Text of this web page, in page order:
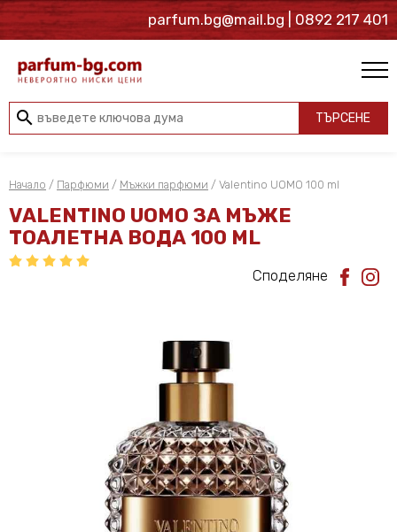
parfum.bg@mail.bg | 0892 217 401
search ТЪРСЕНЕ
Начало / Парфюми / Мъжки парфюми / Valentino UOMO 100 ml
VALENTINO UOMO ЗА МЪЖЕ
ТОАЛЕТНА ВОДА 100 ML
Споделяне